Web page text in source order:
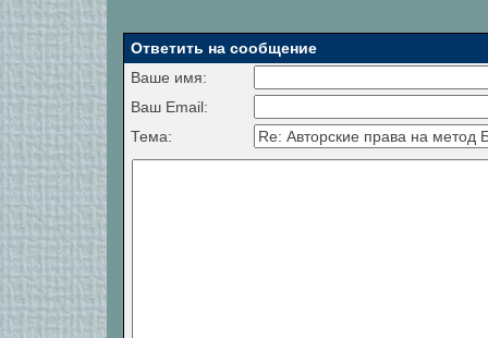
Ответить на сообщение
Ваше имя:
Ваш Email:
Тема: